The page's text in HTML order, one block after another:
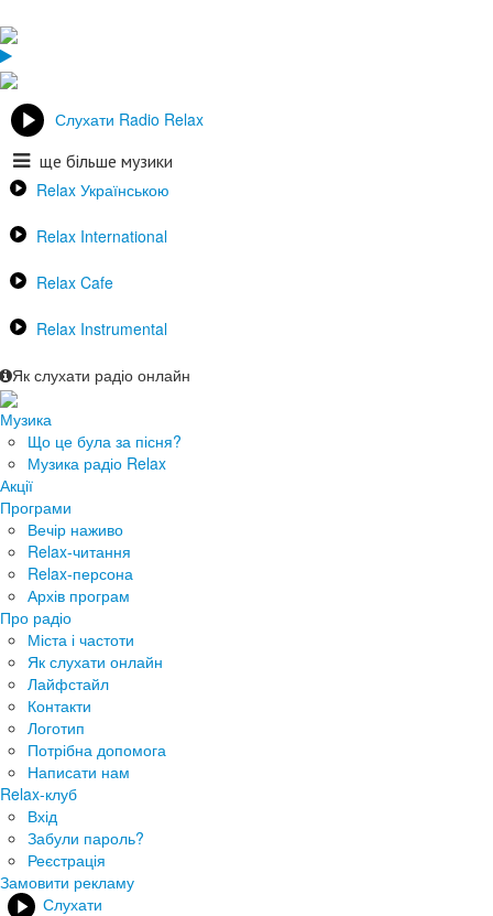
Слухати Radio Relax
ще більше музики
Relax Українською
Relax International
Relax Cafe
Relax Instrumental
Як слухати радіо онлайн
Музика
Що це була за пісня?
Музика радіо Relax
Акції
Програми
Вечір наживо
Relax-читання
Relax-персона
Архів програм
Про радіо
Міста і частоти
Як слухати онлайн
Лайфстайл
Контакти
Логотип
Потрібна допомога
Написати нам
Relax-клуб
Вхід
Забули пароль?
Реєстрація
Замовити рекламу
Слухати